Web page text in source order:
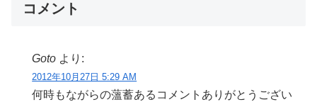
コメント
Goto より:
2012年10月27日 5:29 AM
何時もながらの薀蓄あるコメントありがとうござい